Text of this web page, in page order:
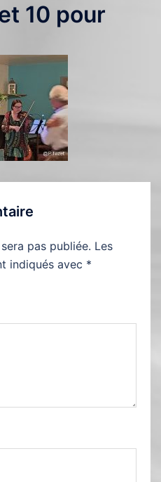
10 pour
pas publiée. Les
indiqués avec *